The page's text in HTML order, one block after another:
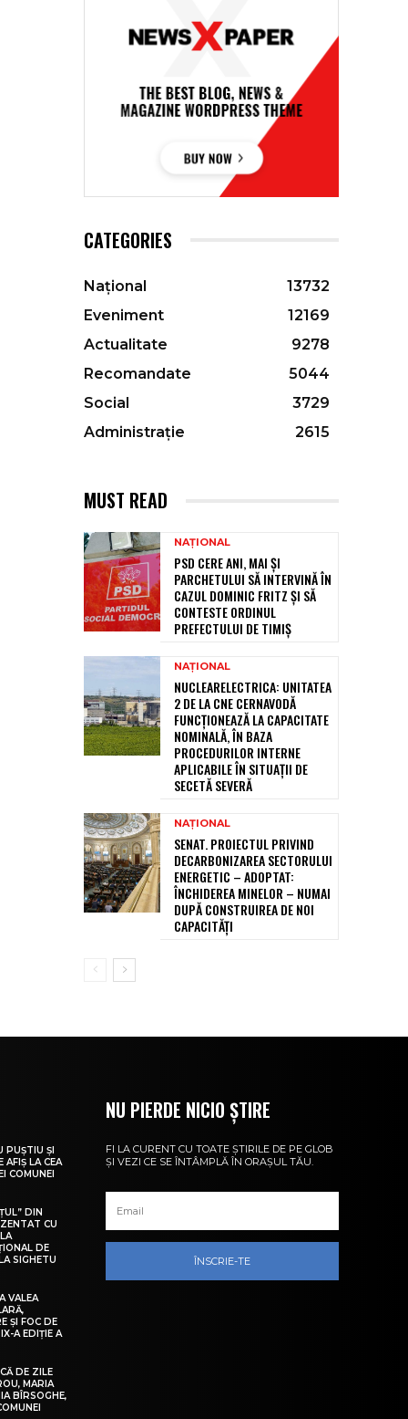
CATEGORIES
Național
13732
Eveniment
12169
Actualitate
9278
Recomandate
5044
Social
3729
Administrație
2615
MUST READ
NAȚIONAL
PSD CERE ANI, MAI ȘI
PARCHETULUI SĂ INTERVINĂ ÎN
CAZUL DOMINIC FRITZ ȘI SĂ
CONTESTE ORDINUL
PREFECTULUI DE TIMIȘ
NAȚIONAL
NUCLEARELECTRICA: UNITATEA
2 DE LA CNE CERNAVODĂ
FUNCȚIONEAZĂ LA CAPACITATE
NOMINALĂ, ÎN BAZA
PROCEDURILOR INTERNE
APLICABILE ÎN SITUAȚII DE
SECETĂ SEVERĂ
NAȚIONAL
SENAT. PROIECTUL PRIVIND
DECARBONIZAREA SECTORULUI
ENERGETIC – ADOPTAT:
ÎNCHIDEREA MINELOR – NUMAI
DUPĂ CONSTRUIREA DE NOI
CAPACITĂȚI
PUȘTIU ȘI
AFIȘ LA CEA
COMUNEI
DIN
CU
DE
SIGHETU
VALEA
ȘI FOC DE
A EDIȚIE A
DE ZILE
MARIA
BÎRSOGHE,
NU PIERDE NICIO ȘTIRE
FI LA CURENT CU TOATE ȘTIRILE DE PE GLOB
ȘI VEZI CE SE ÎNTÂMPLĂ ÎN ORAȘUL TĂU.
ÎNSCRIE-TE